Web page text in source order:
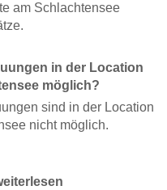
am Schlachtensee
in der Location
möglich?
sind in der Location
nicht möglich.